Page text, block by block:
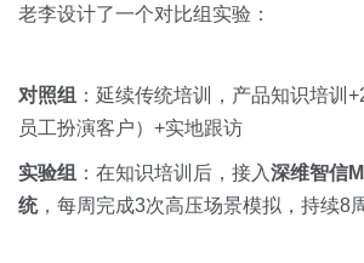
老李设计了一个对比组实验：
对照组 ：延续传统培训，产品知识培训
员工扮演客户）+实地跟访
实验组 ：在知识培训后，接入深维智信
统，每周完成3次高压场景模拟，持续8